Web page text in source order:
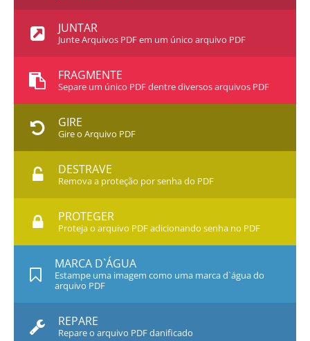
JUNTAR
Junte Arquivos PDF em um único arquivo PDF
FRAGMENTE
Separe um único PDF dentre diversos arquivos PDF
GIRE
Gire o Arquivo PDF
DESTRAVE
Remova a proteção por senha do PDF
PROTEGER
Proteja o arquivo PDF adicionando senha no PDF
MARCA D`ÁGUA
Estampe uma imagem como uma marca d`água do
arquivo PDF
REPARE
Repare o arquivo PDF danificado